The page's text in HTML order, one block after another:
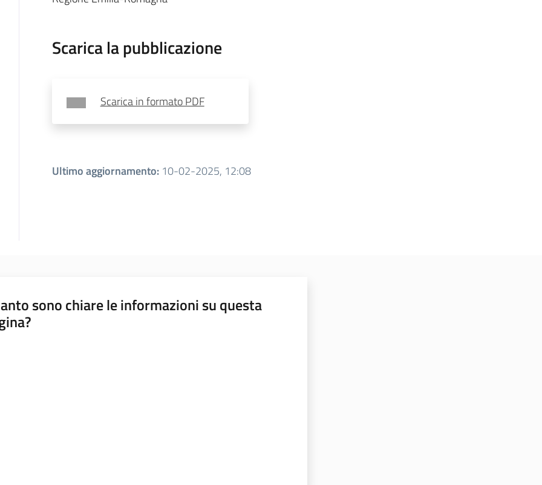
Scarica la pubblicazione
Scarica in formato PDF
Ultimo aggiornamento: 10-02-2025, 12:08
sono chiare le informazioni su questa